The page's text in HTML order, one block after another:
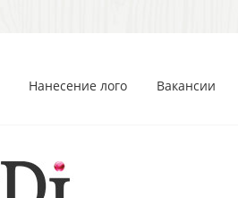
Нанесение лого Вакансии